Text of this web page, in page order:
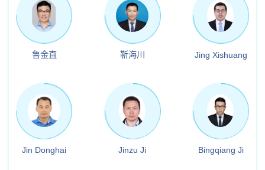
鲁金直 靳海川 Jing Xishuang
Jin Donghai Jinzu Ji Bingqiang Ji